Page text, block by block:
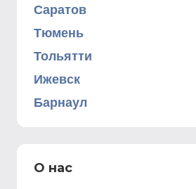
Саратов
Тюмень
Тольятти
Ижевск
Барнаул
О нас